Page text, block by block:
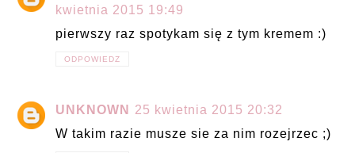
kwietnia 2015 19:49
pierwszy raz spotykam się z tym kremem :)
ODPOWIEDZ
UNKNOWN
25 kwietnia 2015 20:32
W takim razie musze sie za nim rozejrzec ;)